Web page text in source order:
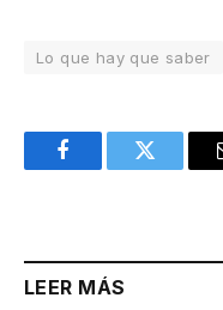
Lo que hay que saber
FacebookTwitter
LEER MÁS